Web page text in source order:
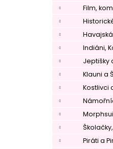
Film,
Indiáni,
Jeptišky
Klauni a
Kostlivci
Piráti a